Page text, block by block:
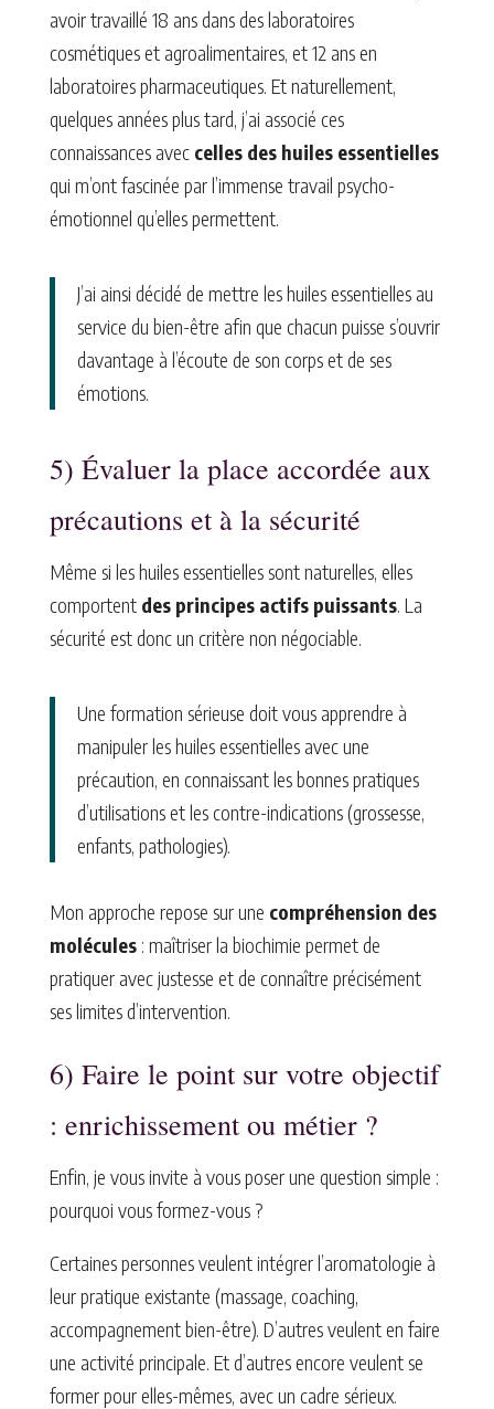
avoir travaillé 18 ans dans des laboratoires
cosmétiques et agroalimentaires, et 12 ans en
laboratoires pharmaceutiques. Et naturellement,
quelques années plus tard, j’ai associé ces
connaissances aveccelles des huiles essentielles
qui m’ont fascinée par l’immense travail psycho-
émotionnel qu’elles permettent.
J’ai ainsi décidé de mettre les huiles essentielles au
service du bien-être afin que chacun puisse s’ouvrir
davantage à l’écoute de son corps et de ses
émotions.
5) Évaluer la place accordée aux
précautions et à la sécurité
Même si les huiles essentielles sont naturelles, elles
comportent des principes actifs puissants. La
sécurité est donc un critère non négociable.
Une formation sérieuse doit vous apprendre à
manipuler les huiles essentielles avec une
précaution, en connaissant les bonnes pratiques
d’utilisations et les contre-indications (grossesse,
enfants, pathologies).
Mon approche repose sur une compréhension des
molécules: maîtriser la biochimie permet de
pratiquer avec justesse et de connaître précisément
ses limites d’intervention.
6) Faire le point sur votre objectif
: enrichissement ou métier ?
Enfin, je vous invite à vous poser une question simple :
pourquoi vous formez-vous ?
Certaines personnes veulent intégrer l’aromatologie à
leur pratique existante (massage, coaching,
accompagnement bien-être). D’autres veulent en faire
une activité principale. Et d’autres encore veulent se
former pour elles-mêmes, avec un cadre sérieux.